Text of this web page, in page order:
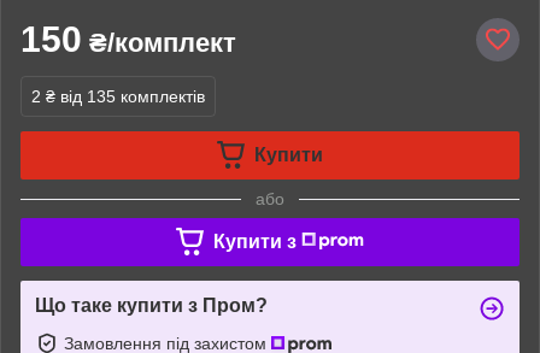
150 ₴/комплект
2 ₴ від 135 комплектів
Купити
або
Купити з
Що таке купити з Пром?
Замовлення під захистом